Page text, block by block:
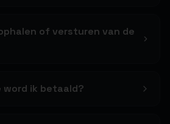
of versturen van de
word ik betaald?